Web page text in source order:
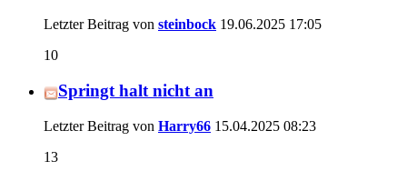
Letzter Beitrag von steinbock 19.06.2025 17:05
10
Springt halt nicht an
Letzter Beitrag von Harry66 15.04.2025 08:23
13